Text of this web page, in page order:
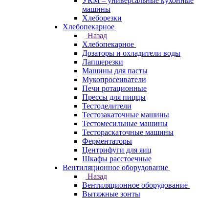
машины
Хлеборезки
Хлебопекарное
Назад
Хлебопекарное
Дозаторы и охладители воды
Лапшерезки
Машины для пасты
Мукопросеиватели
Печи ротационные
Прессы для пиццы
Тестоделители
Тестозакаточные машины
Тестомесильные машины
Тестораскаточные машины
Ферментаторы
Центрифуги для яиц
Шкафы расстоечные
Вентиляционное оборудование
Назад
Вентиляционное оборудование
Вытяжные зонты